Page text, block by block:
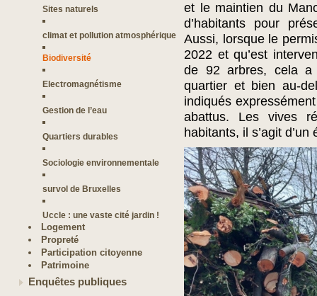
Sites naturels
climat et pollution atmosphérique
Biodiversité
Electromagnétisme
Gestion de l’eau
Quartiers durables
Sociologie environnementale
survol de Bruxelles
Uccle : une vaste cité jardin !
Logement
Propreté
Participation citoyenne
Patrimoine
Enquêtes publiques
et le maintien du
d’habitants pour
Aussi, lorsque le
2022 et qu’est
de 92 arbres, cela a
quartier et bien au-
indiqués
abattus. Les vives
habitants, il s’agit d’un